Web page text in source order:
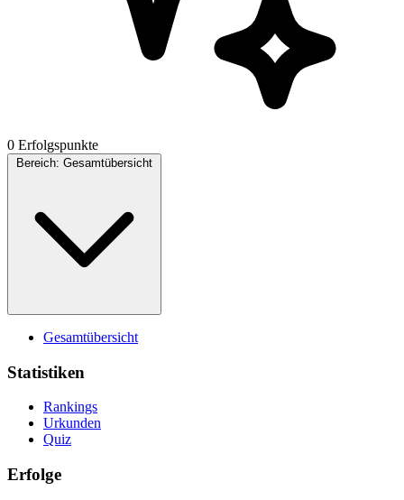
0 Erfolgspunkte
Bereich: Gesamtübersicht
Gesamtübersicht
Statistiken
Rankings
Urkunden
Quiz
Erfolge